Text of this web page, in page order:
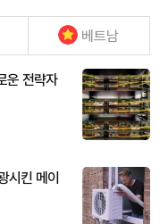
베트남
운 전략자
시킨 메이